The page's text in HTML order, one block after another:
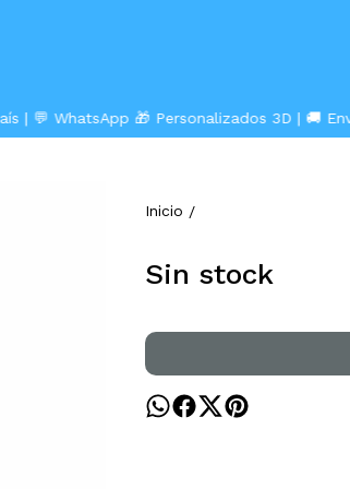
| 💬 WhatsApp 🎁 Personalizados 3D | 🚚
Inicio /
Sin stock